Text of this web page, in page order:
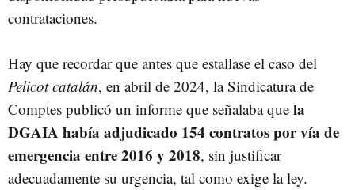
contrataciones.
Hay que recordar que antes que estallase el caso del
Pelicot catalán, en abril de 2024, la Sindicatura de
Comptes publicó un informe que señalaba que la
DGAIA había adjudicado 154 contratos por vía de
emergencia entre 2016 y 2018, sin justificar
adecuadamente su urgencia, tal como exige la ley.